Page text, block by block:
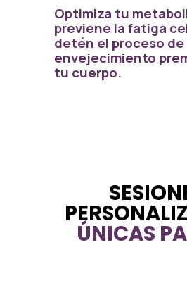
Optimiza tu
previene la fatiga
detén el proceso de
envejecimiento
tu cuerpo.
ÚNICAS